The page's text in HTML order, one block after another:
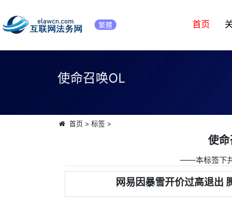
繁體 首页
使命召唤OL
首页 > 标签>
使命
――本标签下
网易因暴雪开价过高退出